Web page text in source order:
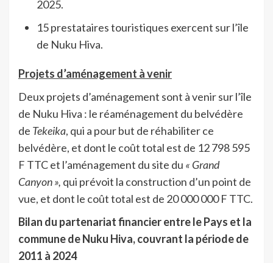
2025.
15 prestataires touristiques exercent sur l’île
de Nuku Hiva.
Projets d’aménagement à venir
Deux projets d’aménagement sont à venir sur l’île
de Nuku Hiva : le réaménagement du belvédère
de Tekeika, qui a pour but de réhabiliter ce
belvédère, et dont le coût total est de 12 798 595
F TTC et l’aménagement du site du « Grand
Canyon », qui prévoit la construction d’un point de
vue, et dont le coût total est de 20 000 000 F TTC.
Bilan du partenariat financier entre le Pays et la
commune de Nuku Hiva, couvrant la période de
2011 à 2024